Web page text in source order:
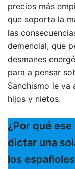
precios más
que soporta la
las
demencial, que
desmanes
para a pensar
Sanchismo le va
hijos y nietos.
¿Por qué
dictar una
los